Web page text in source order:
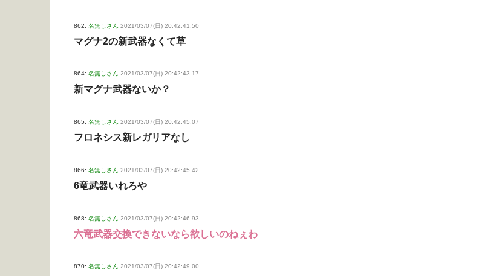
862: 名無しさん 2021/03/07(日) 20:42:41.50
マグナ2の新武器なくて草
864: 名無しさん 2021/03/07(日) 20:42:43.17
新マグナ武器ないか？
865: 名無しさん 2021/03/07(日) 20:42:45.07
フロネシス新レガリアなし
866: 名無しさん 2021/03/07(日) 20:42:45.42
6竜武器いれろや
868: 名無しさん 2021/03/07(日) 20:42:46.93
六竜武器交換できないなら欲しいのねぇわ
870: 名無しさん 2021/03/07(日) 20:42:49.00